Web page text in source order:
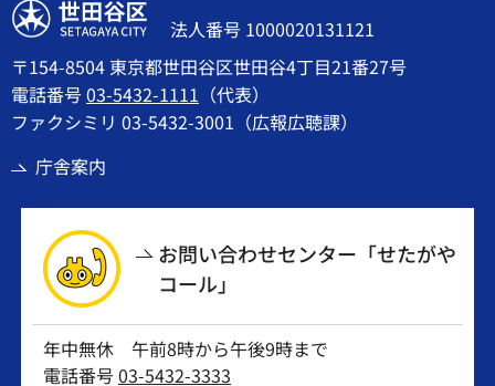
世田谷区
法人番号 1000020131121
〒154-8504 東京都世田谷区世田谷4丁目21番27号
電話番号03-5432-1111 （代表）
ファクシミリ 03-5432-3001（広報広聴課）
庁舎案内
お問い合わせセンター「せたがや
コール」
年中無休 午前8時から午後9時まで
電話番号03-5432-3333